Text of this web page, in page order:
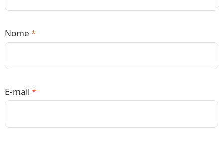
Nome *
E-mail *